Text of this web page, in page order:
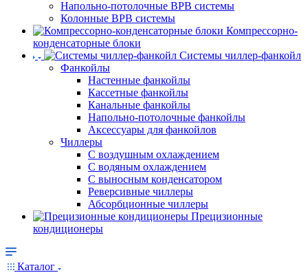
Напольно-потолочные ВРВ системы
Колонные ВРВ системы
Компрессорно-
конденсаторные блоки
Системы чиллер-фанкойл
Фанкойлы
Настенные фанкойлы
Кассетные фанкойлы
Канальные фанкойлы
Напольно-потолочные фанкойлы
Аксессуары для фанкойлов
Чиллеры
С воздушным охлаждением
С водяным охлаждением
С выносным конденсатором
Реверсивные чиллеры
Абсорбционные чиллеры
Прецизионные
кондиционеры
Каталог